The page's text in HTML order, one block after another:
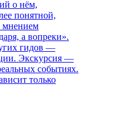
о нём,
понятной,
мнением
а вопреки».
гидов —
Экскурсия —
событиях.
только